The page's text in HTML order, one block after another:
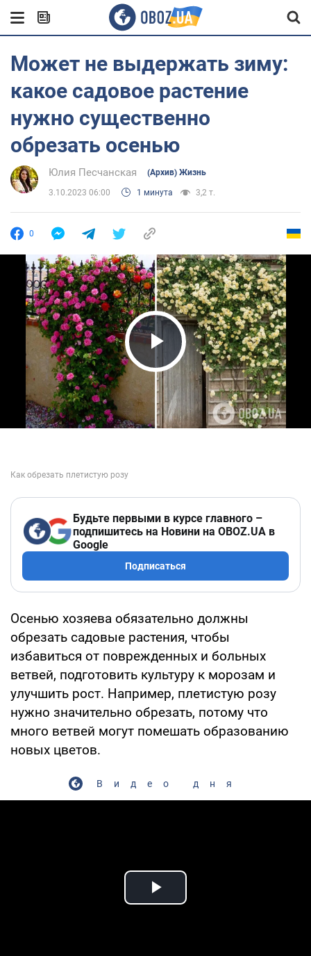
Может не выдержать зиму:
какое садовое растение
нужно существенно
обрезать осенью
Юлия Песчанская (Архив) Жизнь
3.10.2023 06:00 1 минута 3,2 т.
0
Play Video
Будьте первыми в курсе главного –
подпишитесь на Новини на OBOZ.UA в
Google
Подписаться
Осенью хозяева обязательно должны
обрезать садовые растения, чтобы
избавиться от поврежденных и больных
ветвей, подготовить культуру к морозам и
улучшить рост. Например, плетистую розу
нужно значительно обрезать, потому что
много ветвей могут помешать образованию
новых цветов.
Видео дня
Play Video